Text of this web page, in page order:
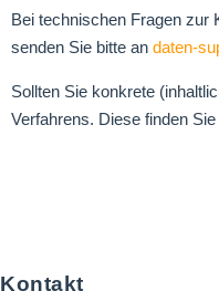
Bei technischen Fragen zur
senden Sie bitte an daten-
Sollten Sie konkrete
Verfahrens. Diese finden
Kontakt